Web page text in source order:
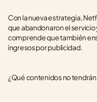
Con la nueva estrategia,
que abandonaron el servicio
comprende que también
ingresos por publicidad.
¿Qué contenidos no